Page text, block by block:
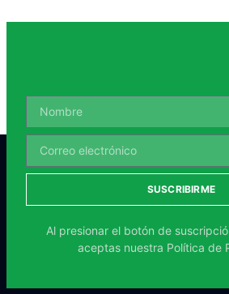
SUSCRIBIRME
Al presionar el botón de
aceptas nuestra Política de